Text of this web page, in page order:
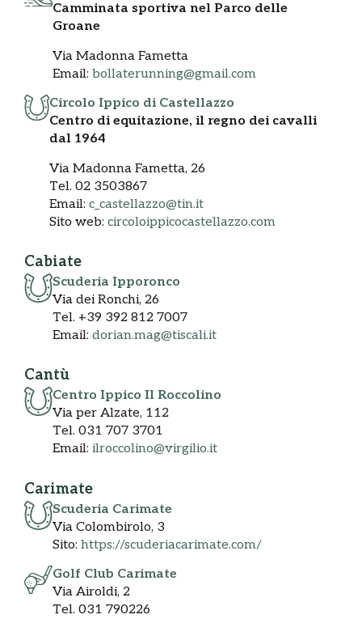
Camminata sportiva nel Parco delle
Groane
Via Madonna Fametta
Email: bollaterunning@gmail.com
Circolo Ippico di Castellazzo
Centro di equitazione, il regno dei cavalli
dal 1964
Via Madonna Fametta, 26
Tel. 02 3503867
Email: c_castellazzo@tin.it
Sito web: circoloippicocastellazzo.com
Cabiate
Scuderia Ipporonco
Via dei Ronchi, 26
Tel. +39 392 812 7007
Email: dorian.mag@tiscali.it
Cantù
Centro Ippico Il Roccolino
Via per Alzate, 112
Tel. 031 707 3701
Email: ilroccolino@virgilio.it
Carimate
Scuderia Carimate
Via Colombirolo, 3
Sito: https://scuderiacarimate.com/
Golf Club Carimate
Via Airoldi, 2
Tel. 031 790226